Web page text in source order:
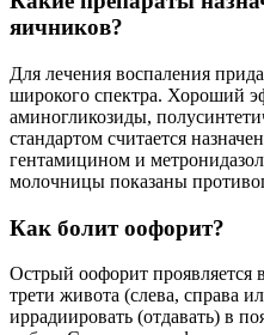
яичников?
Для лечения воспаления
широкого спектра. Хороший
аминогликозиды,
стандартом считается
гентамицином и
молочницы показаны
Как болит оофорит?
Острый оофорит
трети живота (слева, справа
иррадиировать (отдавать) в